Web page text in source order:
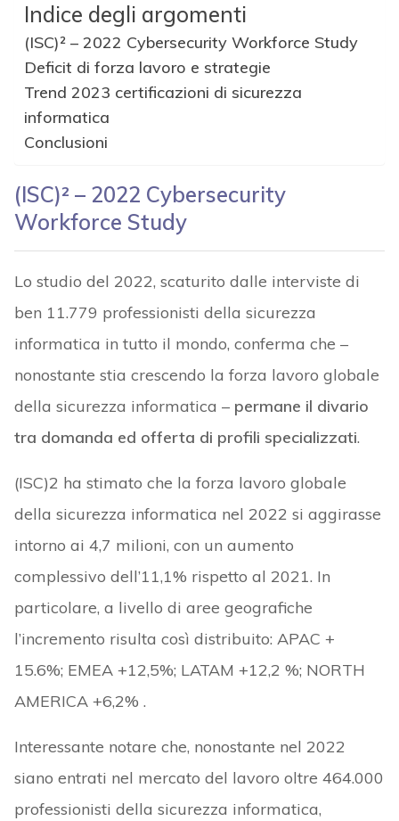
Indice degli argomenti
(ISC)² – 2022 Cybersecurity Workforce Study
Deficit di forza lavoro e strategie
Trend 2023 certificazioni di sicurezza
informatica
Conclusioni
(ISC)² – 2022 Cybersecurity
Workforce Study
Lo studio del 2022, scaturito dalle interviste di
ben 11.779 professionisti della sicurezza
informatica in tutto il mondo, conferma che –
nonostante stia crescendo la forza lavoro globale
della sicurezza informatica – permane il divario
tra domanda ed offerta di profili specializzati.
(ISC)2 ha stimato che la forza lavoro globale
della sicurezza informatica nel 2022 si aggirasse
intorno ai 4,7 milioni, con un aumento
complessivo dell’11,1% rispetto al 2021. In
particolare, a livello di aree geografiche
l’incremento risulta così distribuito: APAC +
15.6%; EMEA +12,5%; LATAM +12,2 %; NORTH
AMERICA +6,2% .
Interessante notare che, nonostante nel 2022
siano entrati nel mercato del lavoro oltre 464.000
professionisti della sicurezza informatica,